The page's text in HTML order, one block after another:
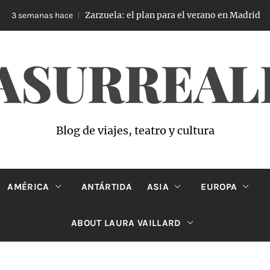
hace Zarzuela: el plan para el verano en Madrid
Blog de viajes, teatro y cultura
AMÉRICA ANTÁRTIDA ASIA EUROPA
ABOUT LAURA VAILLARD